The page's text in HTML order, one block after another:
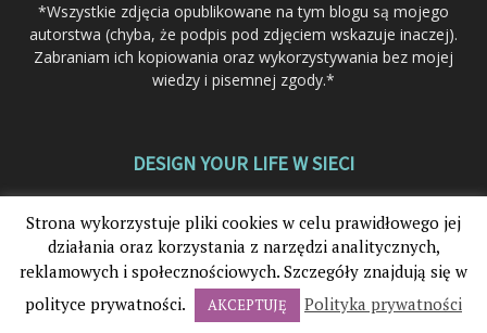
*Wszystkie zdjęcia opublikowane na tym blogu są mojego
autorstwa (chyba, że podpis pod zdjęciem wskazuje inaczej).
Zabraniam ich kopiowania oraz wykorzystywania bez mojej
wiedzy i pisemnej zgody.*
DESIGN YOUR LIFE W SIECI
© 2012-2025. Design Your Life®. Wszystkie prawa zastrzeżone.
Strona wykorzystuje pliki cookies w celu prawidłowego jej
działania oraz korzystania z narzędzi analitycznych,
reklamowych i społecznościowych. Szczegóły znajdują się w
polityce prywatności.
AKCEPTUJĘ Polityka prywatności